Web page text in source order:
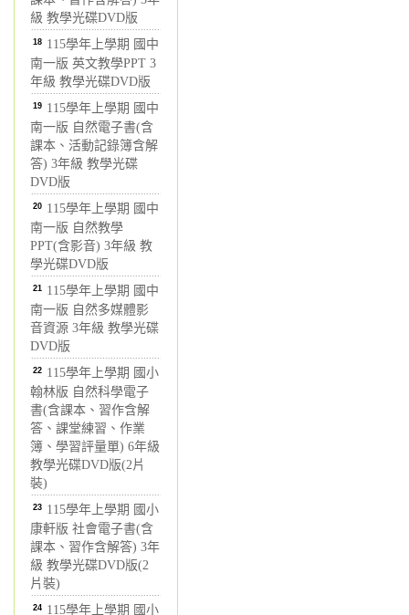
級 教學光碟DVD版
18 115學年上學期 國中
南一版 英文教學PPT 3
年級 教學光碟DVD版
19 115學年上學期 國中
南一版 自然電子書(含
課本、活動記錄簿含解
答) 3年級 教學光碟
DVD版
20 115學年上學期 國中
南一版 自然教學
PPT(含影音) 3年級 教
學光碟DVD版
21 115學年上學期 國中
南一版 自然多媒體影
音資源 3年級 教學光碟
DVD版
22 115學年上學期 國小
翰林版 自然科學電子
書(含課本、習作含解
答、課堂練習、作業
簿、學習評量單) 6年級
教學光碟DVD版(2片
裝)
23 115學年上學期 國小
康軒版 社會電子書(含
課本、習作含解答) 3年
級 教學光碟DVD版(2
片裝)
24 115學年上學期 國小